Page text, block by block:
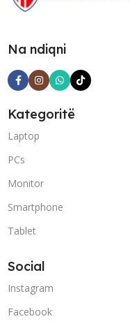
Na ndiqni
Kategoritë
Laptop
PCs
Monitor
Smartphone
Tablet
Social
Instagram
Facebook